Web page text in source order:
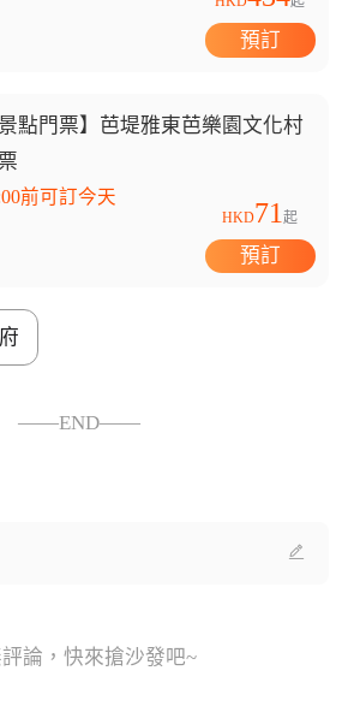
預訂
景點門票】芭堤雅東芭樂園文化村
前可訂今天
HKD71起
預訂
——END——
論，快來搶沙發吧~